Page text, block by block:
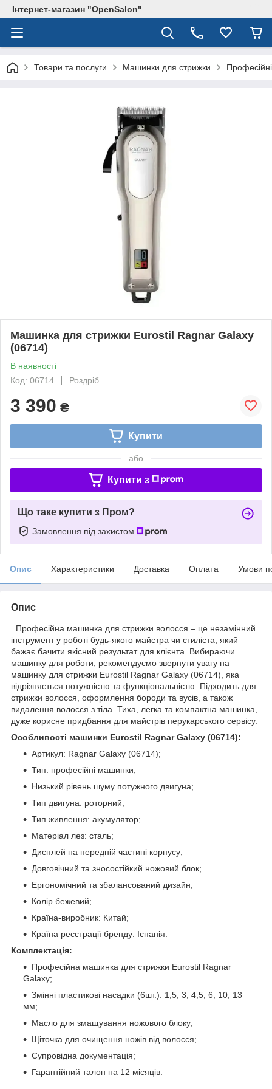
Інтернет-магазин "OpenSalon"
Товари та послуги Машинки для стрижки
Машинка для стрижки Eurostil Ragnar Galaxy
(06714)
В наявності
Код: 06714
Роздріб
3 390 ₴
Купити
або
Купити з
Що таке купити з Пром?
Замовлення під захистом
Опис Характеристики Доставка Оплата Умови
Опис
Професійна машинка для стрижки волосся – це незамінний
інструмент у роботі будь-якого майстра чи стиліста, який
бажає бачити якісний результат для клієнта. Вибираючи
машинку для роботи, рекомендуємо звернути увагу на
машинку для стрижки Eurostil Ragnar Galaxy (06714), яка
відрізняється потужністю та функціональністю. Підходить для
стрижки волосся, оформлення бороди та вусів, а також
видалення волосся з тіла. Тиха, легка та компактна машинка,
дуже корисне придбання для майстрів перукарського сервісу.
Особливості машинки Eurostil Ragnar Galaxy (06714):
Артикул: Ragnar Galaxy (06714);
Тип: професійні машинки;
Низький рівень шуму потужного двигуна;
Тип двигуна: роторний;
Тип живлення: акумулятор;
Матеріал лез: сталь;
Дисплей на передній частині корпусу;
Довговічний та зносостійкий ножовий блок;
Ергономічний та збалансований дизайн;
Колір бежевий;
Країна-виробник: Китай;
Країна реєстрації бренду: Іспанія.
Комплектація:
Професійна машинка для стрижки Eurostil Ragnar
Galaxy;
Змінні пластикові насадки (6шт.): 1,5, 3, 4,5, 6, 10, 13
мм;
Масло для змащування ножового блоку;
Щіточка для очищення ножів від волосся;
Супровідна документація;
Гарантійний талон на 12 місяців.